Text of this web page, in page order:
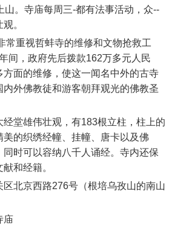
山。寺庙每周三-都有法事活动，众--
。
重视哲蚌寺的维修和文物抢救工
间，政府先后拨款162万多元人民
面的维修，使这一闻名中外的古寺
外佛教徒和游客朝拜观光的佛教圣
堂雄伟壮观，有183根立柱，柱上的
美的织绣经幢、挂幢、唐卡以及佛
时可以容纳八千人诵经。寺内还保
和经籍。
北京西路276号（根培乌孜山的南山
庙